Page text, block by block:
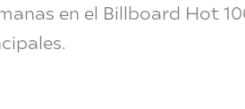
en el Billboard Hot